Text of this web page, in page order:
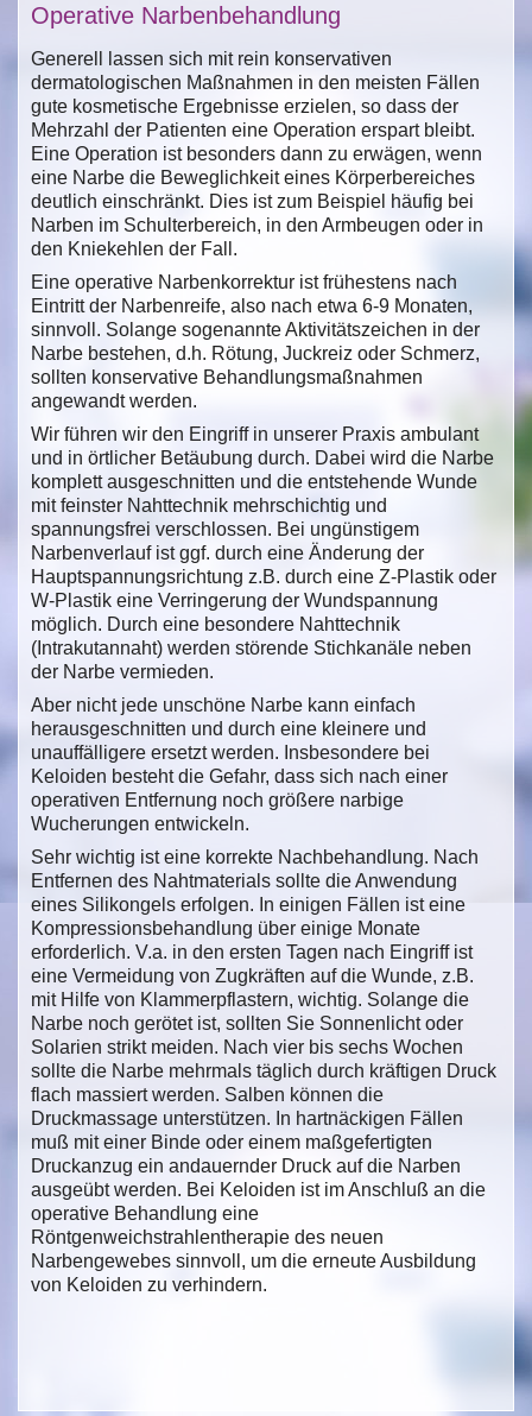
Operative Narbenbehandlung
Generell lassen sich mit rein konservativen
dermatologischen Maßnahmen in den meisten Fällen
gute kosmetische Ergebnisse erzielen, so dass der
Mehrzahl der Patienten eine Operation erspart bleibt.
Eine Operation ist besonders dann zu erwägen, wenn
eine Narbe die Beweglichkeit eines Körperbereiches
deutlich einschränkt. Dies ist zum Beispiel häufig bei
Narben im Schulterbereich, in den Armbeugen oder in
den Kniekehlen der Fall.
Eine operative Narbenkorrektur ist frühestens nach
Eintritt der Narbenreife, also nach etwa 6-9 Monaten,
sinnvoll. Solange sogenannte Aktivitätszeichen in der
Narbe bestehen, d.h. Rötung, Juckreiz oder Schmerz,
sollten konservative Behandlungsmaßnahmen
angewandt werden.
Wir führen wir den Eingriff in unserer Praxis ambulant
und in örtlicher Betäubung durch. Dabei wird die Narbe
komplett ausgeschnitten und die entstehende Wunde
mit feinster Nahttechnik mehrschichtig und
spannungsfrei verschlossen. Bei ungünstigem
Narbenverlauf ist ggf. durch eine Änderung der
Hauptspannungsrichtung z.B. durch eine Z-Plastik oder
W-Plastik eine Verringerung der Wundspannung
möglich. Durch eine besondere Nahttechnik
(Intrakutannaht) werden störende Stichkanäle neben
der Narbe vermieden.
Aber nicht jede unschöne Narbe kann einfach
herausgeschnitten und durch eine kleinere und
unauffälligere ersetzt werden. Insbesondere bei
Keloiden besteht die Gefahr, dass sich nach einer
operativen Entfernung noch größere narbige
Wucherungen entwickeln.
Sehr wichtig ist eine korrekte Nachbehandlung. Nach
Entfernen des Nahtmaterials sollte die Anwendung
eines Silikongels erfolgen. In einigen Fällen ist eine
Kompressionsbehandlung über einige Monate
erforderlich. V.a. in den ersten Tagen nach Eingriff ist
eine Vermeidung von Zugkräften auf die Wunde, z.B.
mit Hilfe von Klammerpflastern, wichtig. Solange die
Narbe noch gerötet ist, sollten Sie Sonnenlicht oder
Solarien strikt meiden. Nach vier bis sechs Wochen
sollte die Narbe mehrmals täglich durch kräftigen Druck
flach massiert werden. Salben können die
Druckmassage unterstützen. In hartnäckigen Fällen
muß mit einer Binde oder einem maßgefertigten
Druckanzug ein andauernder Druck auf die Narben
ausgeübt werden. Bei Keloiden ist im Anschluß an die
operative Behandlung eine
Röntgenweichstrahlentherapie des neuen
Narbengewebes sinnvoll, um die erneute Ausbildung
von Keloiden zu verhindern.